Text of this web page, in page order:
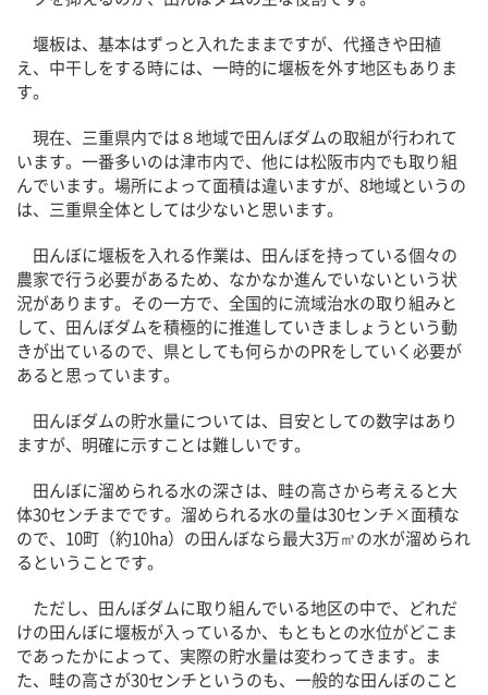
堰板は、基本はずっと入れたままですが、代掻きや田植
え、中干しをする時には、一時的に堰板を外す地区もありま
す。
現在、三重県内では８地域で田んぼダムの取組が行われて
います。一番多いのは津市内で、他には松阪市内でも取り組
んでいます。場所によって面積は違いますが、8地域というの
は、三重県全体としては少ないと思います。
田んぼに堰板を入れる作業は、田んぼを持っている個々の
農家で行う必要があるため、なかなか進んでいないという状
況があります。その一方で、全国的に流域治水の取り組みと
して、田んぼダムを積極的に推進していきましょうという動
きが出ているので、県としても何らかのPRをしていく必要が
あると思っています。
田んぼダムの貯水量については、目安としての数字はあり
ますが、明確に示すことは難しいです。
田んぼに溜められる水の深さは、畦の高さから考えると大
体30センチまでです。溜められる水の量は30センチ×面積な
ので、10町（約10ha）の田んぼなら最大3万㎥の水が溜められ
るということです。
ただし、田んぼダムに取り組んでいる地区の中で、どれだ
けの田んぼに堰板が入っているか、もともとの水位がどこま
であったかによって、実際の貯水量は変わってきます。ま
た、畦の高さが30センチというのも、一般的な田んぼのこと